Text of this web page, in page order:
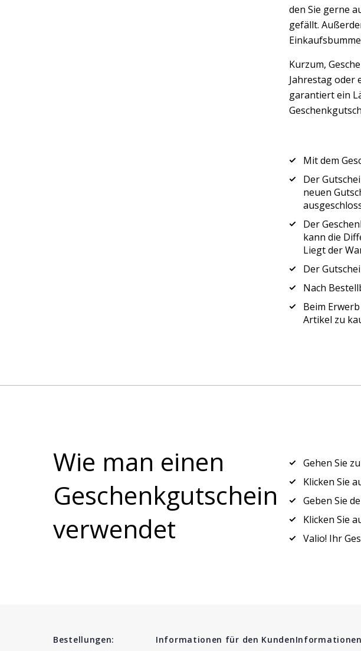
den Sie gerne
gefällt.
Kurzum,
Jahrestag oder
garantiert ein
Mit dem
Der
neuen
Der
kann die
Liegt der
Der
Nach
Beim
Artikel zu
Wie man einen
Geschenkgutschein
verwendet
Gehen Sie
Klicken Sie
Geben Sie
Klicken Sie
Valio! Ihr
Bestellungen:
Informationen für den KundenInformationen